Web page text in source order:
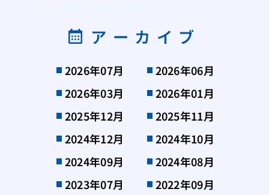
アーカイブ
2026年07月
2026年06月
2026年03月
2026年01月
2025年12月
2025年11月
2024年12月
2024年10月
2024年09月
2024年08月
2023年07月
2022年09月